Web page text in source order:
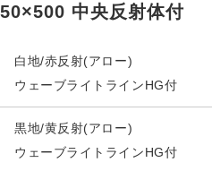
中央反射体付
白地/赤反射(アロー)
ウェーブライトラインHG付
黒地/黄反射(アロー)
ウェーブライトラインHG付